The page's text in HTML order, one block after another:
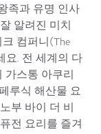
족과 유명 인사
알려진 미치
컴퍼니(The
요. 전 세계의 다
가스통 아쿠리
루식 해산물 요
부 바이 더 비
전 요리를 즐겨